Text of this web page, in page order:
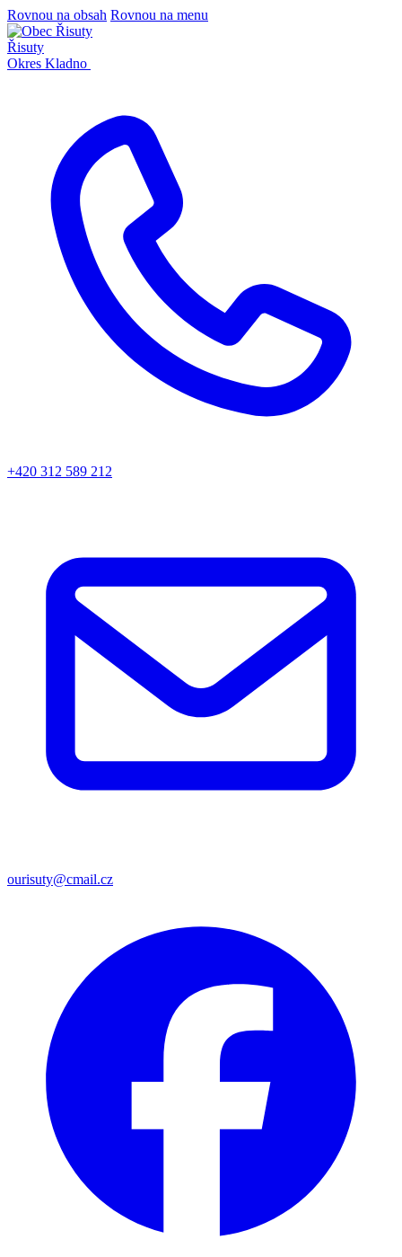
Rovnou na obsah Rovnou na menu
Řisuty
Okres Kladno
+420 312 589 212
ourisuty@cmail.cz